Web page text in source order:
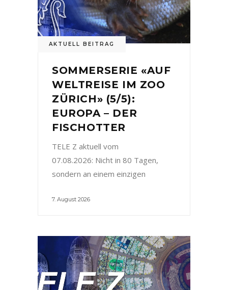
AKTUELL BEITRAG
SOMMERSERIE «AUF
WELTREISE IM ZOO
ZÜRICH» (5/5):
EUROPA – DER
FISCHOTTER
TELE Z aktuell vom
07.08.2026: Nicht in 80 Tagen,
sondern an einem einzigen
7. August 2026